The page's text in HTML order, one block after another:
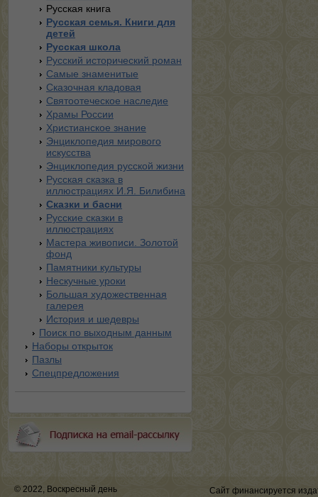
Русская книга
Русская семья. Книги для
детей
Русская школа
Русский исторический роман
Самые знаменитые
Сказочная кладовая
Святоотеческое наследие
Храмы России
Христианское знание
Энциклопедия мирового
искусства
Энциклопедия русской жизни
Русская сказка в
иллюстрациях И.Я. Билибина
Сказки и басни
Русские сказки в
иллюстрациях
Мастера живописи. Золотой
фонд
Памятники культуры
Нескучные уроки
Большая художественная
галерея
История и шедевры
Поиск по выходным данным
Наборы открыток
Пазлы
Спецпредложения
© 2022, Воскресный день
Сайт финансируется